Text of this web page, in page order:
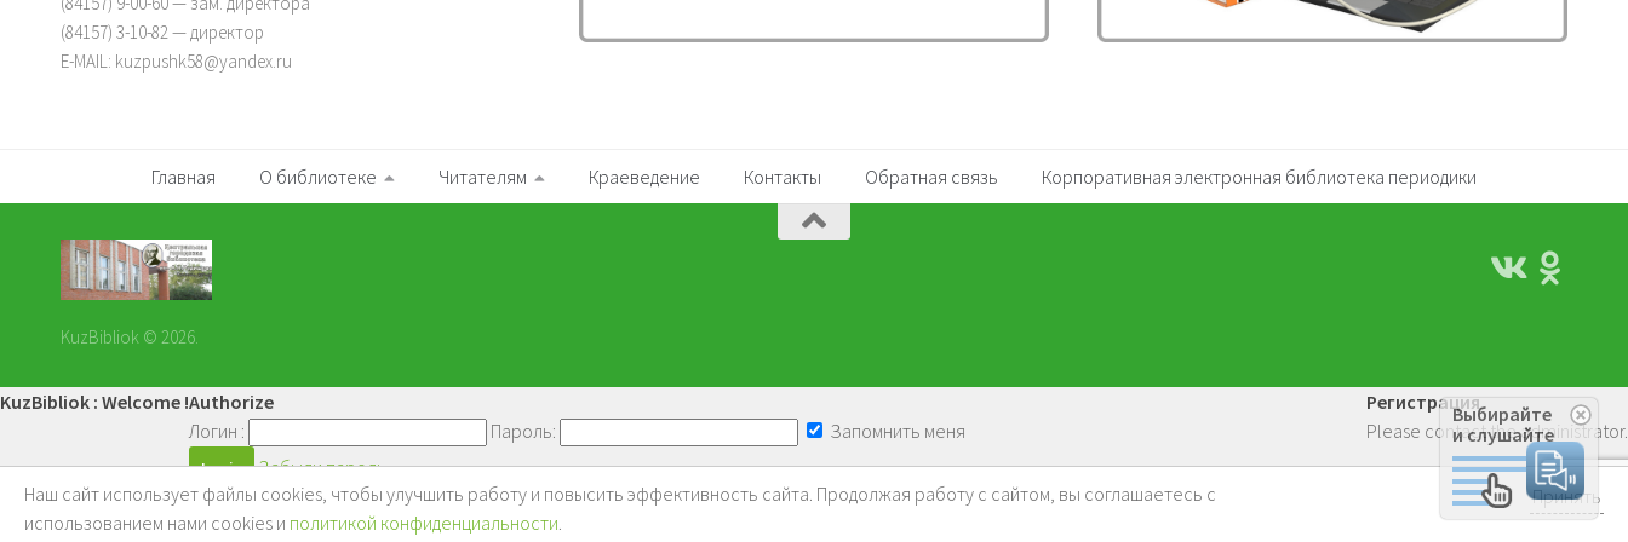
(84157) 3-10-82 — директор
E-MAIL: kuzpushk58@yandex.ru
Главная О библиотеке Читателям Краеведение Контакты Обратная связь Корпоративная электронная библиотека периодики
KuzBibliok © 2026.
Наш сайт использует файлы cookies, чтобы улучшить работу и повысить эффективность сайта. Продолжая работу с сайтом, вы соглашаетесь с
использованием нами cookies и политикой конфиденциальности.
Принять
KuzBibliok : Welcome !Authorize
Логин :
Пароль:
Запомнить меня
Забыли пароль
Регистрация
Please contact the administrator.
Войти
Выбирайте
и слушайте